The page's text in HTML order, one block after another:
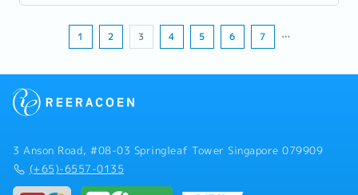
半决赛均于凌晨3点开球：法国对西班牙定于7月15日（星期三），英
1 2 3 4 5 6 7 …
3 Anson Road, #08-03 Springleaf Tower Singapore 079909
(+65)-6557-0135